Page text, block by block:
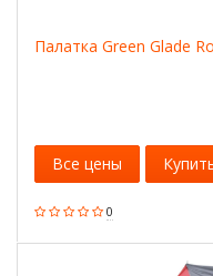
Палатка Green Glade
0
Все цены